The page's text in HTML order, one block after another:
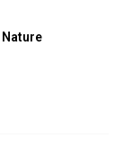
Nature